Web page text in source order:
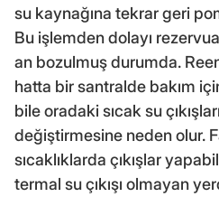
su kaynağına tekrar geri
Bu işlemden dolayı
an bozulmuş durumda.
hatta bir santralde bakım
bile oradaki sıcak su
değiştirmesine neden olur.
sıcaklıklarda çıkışlar
termal su çıkışı olmayan